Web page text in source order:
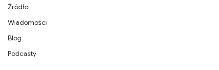
Źródło
Wiadomości
Blog
Podcasty